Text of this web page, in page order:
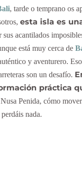
, tarde o temprano os
esta isla es
sus acantilados
está muy cerca de
y aventurero.
son un desafío.
práctica
Penida, cómo
nada.